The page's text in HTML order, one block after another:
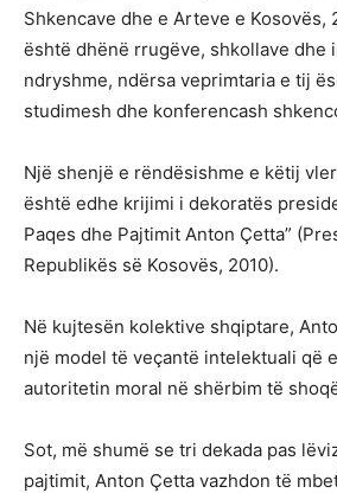
Shkencave dhe e Arteve e Kosovës,
është dhënë rrugëve, shkollave dhe
ndryshme, ndërsa veprimtaria e tij
studimesh dhe konferencash
Një shenjë e rëndësishme e këtij
është edhe krijimi i dekoratës
Paqes dhe Pajtimit Anton Çetta”
Republikës së Kosovës, 2010).
Në kujtesën kolektive shqiptare,
një model të veçantë intelektuali që
autoritetin moral në shërbim të
Sot, më shumë se tri dekada pas
pajtimit, Anton Çetta vazhdon të